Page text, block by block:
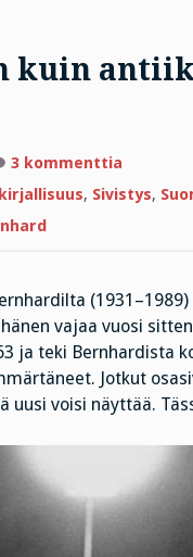
kuin
3 kommenttiaartikkeliin
on
, Sivistys,
vajaa vuosi
ja teki Bernhardista
Jotkut
voisi näyttää.